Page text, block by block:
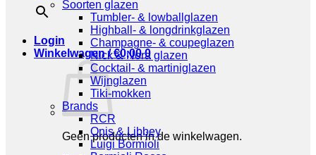
Login
Winkelwagen /€0,00 0
Geen producten in de winkelwagen.
Soorten glazen
Tumbler- & lowballglazen
Highball- & longdrinkglazen
Champagne- & coupeglazen
Nick & Nora glazen
Cocktail- & martiniglazen
Wijnglazen
Tiki-mokken
Brands
RCR
Onis & Libbey
Luigi Bormioli